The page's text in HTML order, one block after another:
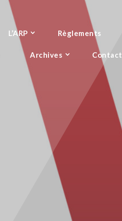
L’ARP Règlements
Archives Contact